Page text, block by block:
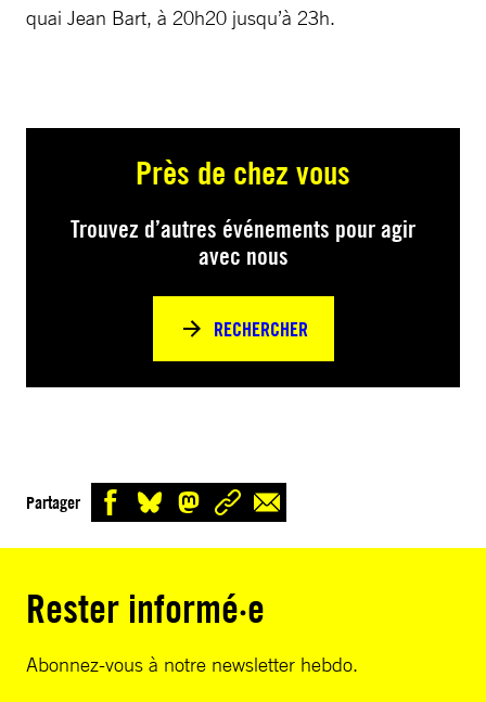
quai Jean Bart, à 20h20 jusqu’à 23h.
Près de chez vous
Trouvez d’autres événements pour agir
avec nous
RECHERCHER
Partager
Rester informé·e
Abonnez-vous à notre newsletter hebdo.